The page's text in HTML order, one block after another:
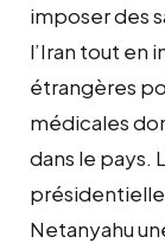
imposer des
l’Iran tout en
étrangères
médicales
dans le pays.
présidentielle
Netanyahu